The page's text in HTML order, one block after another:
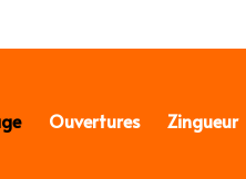
Ouvertures Zingueur